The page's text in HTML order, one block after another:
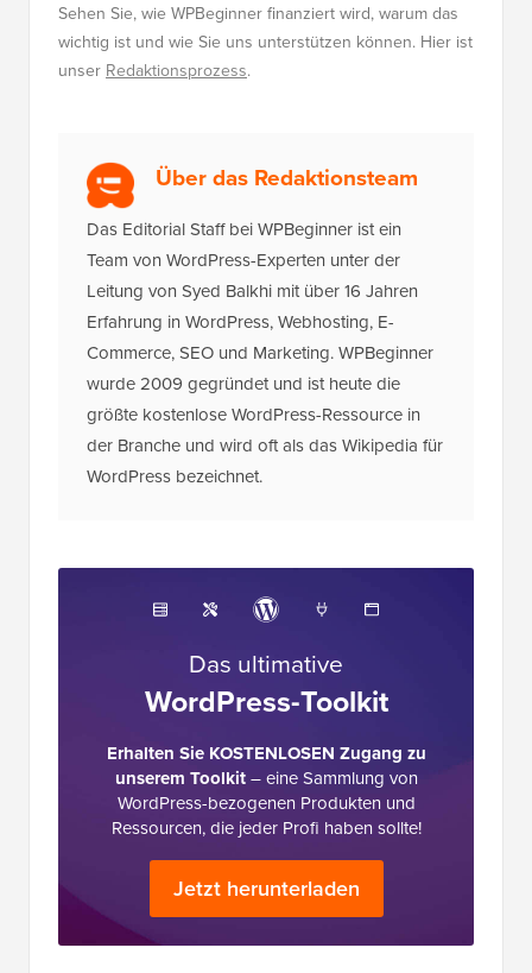
Sehen Sie, wie WPBeginner finanziert wird, warum das
wichtig ist und wie Sie uns unterstützen können. Hier ist
unserRedaktionsprozess.
Über das Redaktionsteam
Das Editorial Staff bei WPBeginner ist ein
Team von WordPress-Experten unter der
Leitung von Syed Balkhi mit über 16 Jahren
Erfahrung in WordPress, Webhosting, E-
Commerce, SEO und Marketing. WPBeginner
wurde 2009 gegründet und ist heute die
größte kostenlose WordPress-Ressource in
der Branche und wird oft als das Wikipedia für
WordPress bezeichnet.
Das ultimative
WordPress-Toolkit
Erhalten Sie KOSTENLOSEN Zugang zu
unserem Toolkit– eine Sammlung von
WordPress-bezogenen Produkten und
Ressourcen, die jeder Profi haben sollte!
Jetzt herunterladen